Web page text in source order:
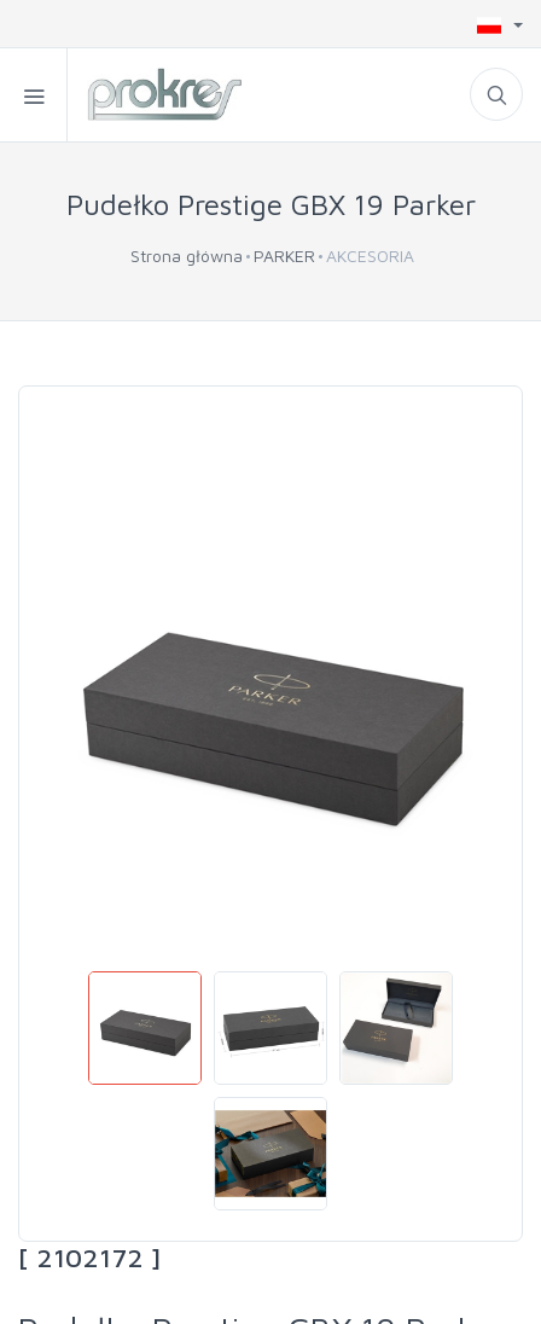
Pudełko Prestige GBX 19 Parker
Strona główna PARKER AKCESORIA
[ 2102172 ]